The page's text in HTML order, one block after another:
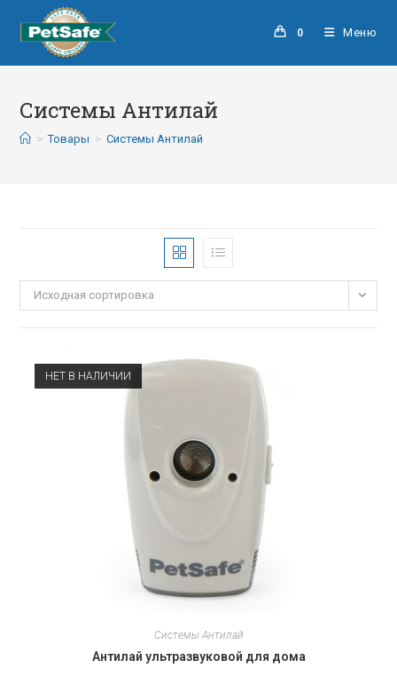
0 Меню
Системы Антилай
> Товары > Системы Антилай
Исходная сортировка
НЕТ В НАЛИЧИИ
Системы Антилай
Антилай ультразвуковой для дома